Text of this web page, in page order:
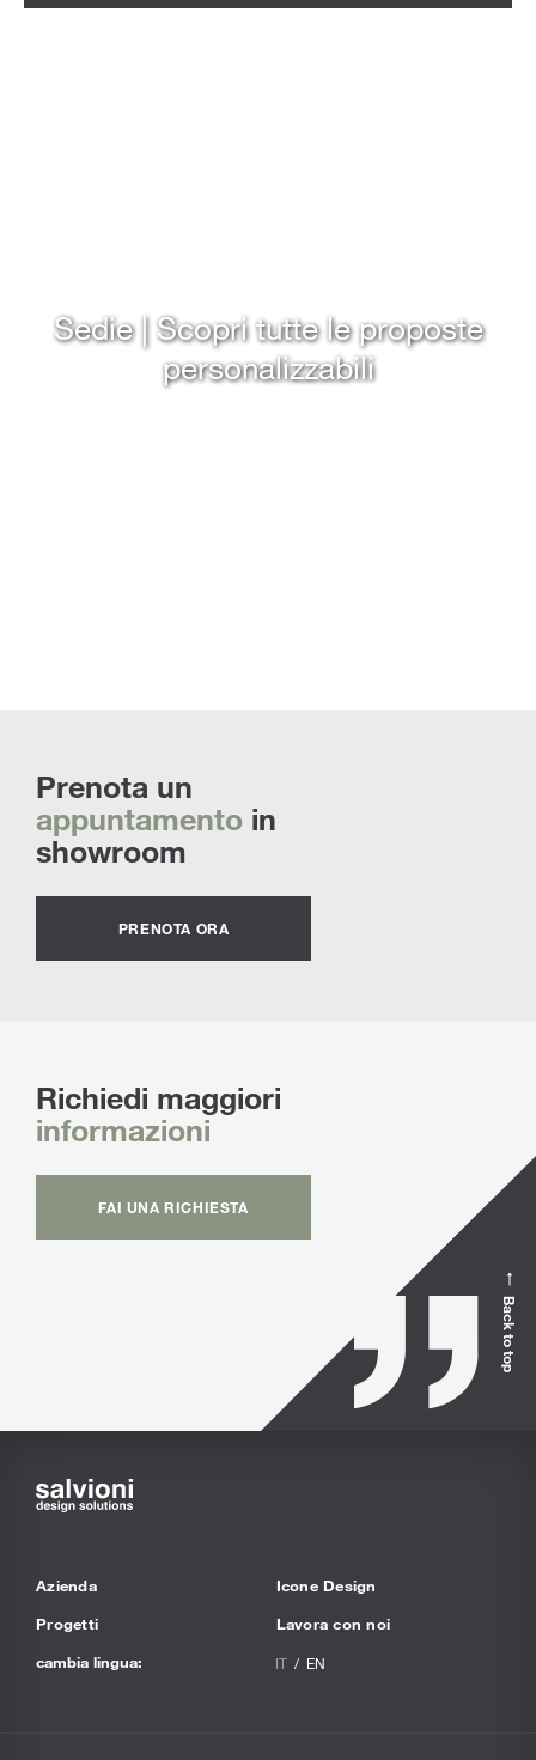
nello showroom.
Sedie | Scopri tutte le proposte
personalizzabili
Prenota un
appuntamento in
showroom
PRENOTA ORA
Richiedi maggiori
informazioni
FAI UNA RICHIESTA
Back to top
Azienda
Progetti
Icone Design
Lavora con noi
cambia lingua:
IT EN